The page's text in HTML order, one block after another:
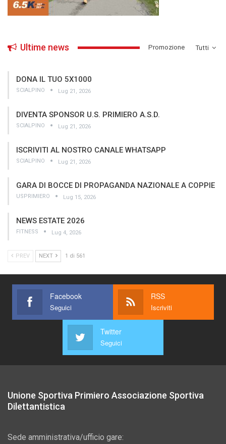
Tutti
Ultime news ­Promozione
DONA IL TUO 5X1000
SCIALPINO Lug 21, 2026
DIVENTA SPONSOR U.S. PRIMIERO A.S.D.
SCIALPINO Lug 21, 2026
ISCRIVITI AL NOSTRO CANALE WHATSAPP
SCIALPINO Lug 21, 2026
GARA DI BOCCE DI PROPAGANDA NAZIONALE A COPPIE
USPRIMIERO Lug 15, 2026
NEWS ESTATE 2026
FITNESS Lug 4, 2026
PREV NEXT 1 di 561
Facebook
Seguici
RSS
Iscriviti
Twitter
Seguici
Unione Sportiva Primiero Associazione Sportiva
Dilettantistica
Sede amministrativa/ufficio gare: